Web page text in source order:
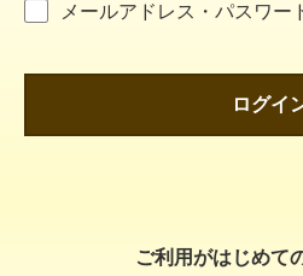
メールアドレス・パスワー
ログイ
ご利用がはじめて